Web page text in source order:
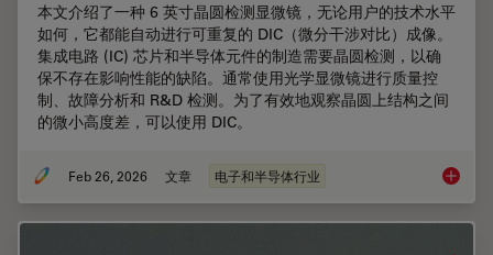
本文介绍了一种 6 英寸晶圆检测显微镜，无论用户的技术水平
如何，它都能自动进行可重复的 DIC（微分干涉对比）成像。
集成电路 (IC) 芯片和半导体元件的制造需要晶圆检测，以确
保不存在影响性能的缺陷。通常使用光学显微镜进行质量控
制、故障分析和 R&D 检测。为了有效地观察晶圆上结构之间
的微小高度差，可以使用 DIC。
Feb 26, 2026 文章 电子和半导体行业 6 英寸